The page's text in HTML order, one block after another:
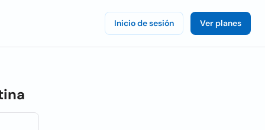
Inicio de sesión Ver planes